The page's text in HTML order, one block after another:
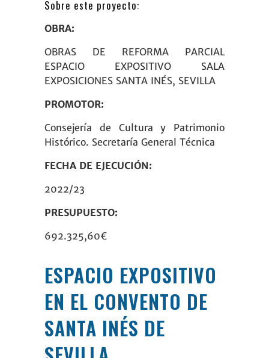
Sobre este proyecto:
OBRA:
OBRAS DE REFORMA PARCIAL
ESPACIO EXPOSITIVO SALA
EXPOSICIONES SANTA INÉS, SEVILLA
PROMOTOR:
Consejería de Cultura y Patrimonio
Histórico. Secretaría General Técnica
FECHA DE EJECUCIÓN:
2022/23
PRESUPUESTO:
692.325,60€
ESPACIO EXPOSITIVO
EN EL CONVENTO DE
SANTA INÉS DE